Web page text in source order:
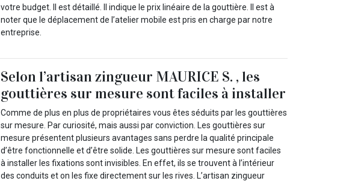
votre budget. Il est détaillé. Il indique le prix linéaire de la gouttière. Il est à
noter que le déplacement de l’atelier mobile est pris en charge par notre
entreprise.
Selon l’artisan zingueur MAURICE S. , les
gouttières sur mesure sont faciles à installer
Comme de plus en plus de propriétaires vous êtes séduits par les gouttières
sur mesure. Par curiosité, mais aussi par conviction. Les gouttières sur
mesure présentent plusieurs avantages sans perdre la qualité principale
d’être fonctionnelle et d’être solide. Les gouttières sur mesure sont faciles
à installer les fixations sont invisibles. En effet, ils se trouvent à l’intérieur
des conduits et on les fixe directement sur les rives. L’artisan zingueur